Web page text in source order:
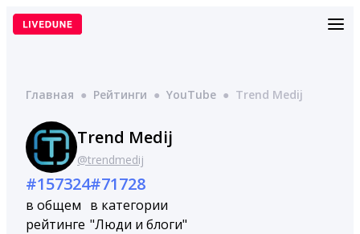
Перейти
Главная ● Рейтинги ● YouTube ● Trend Medij
Trend Medij
@trendmedij
#157324
в общем
рейтинге
#71728
в категории
"Люди и блоги"